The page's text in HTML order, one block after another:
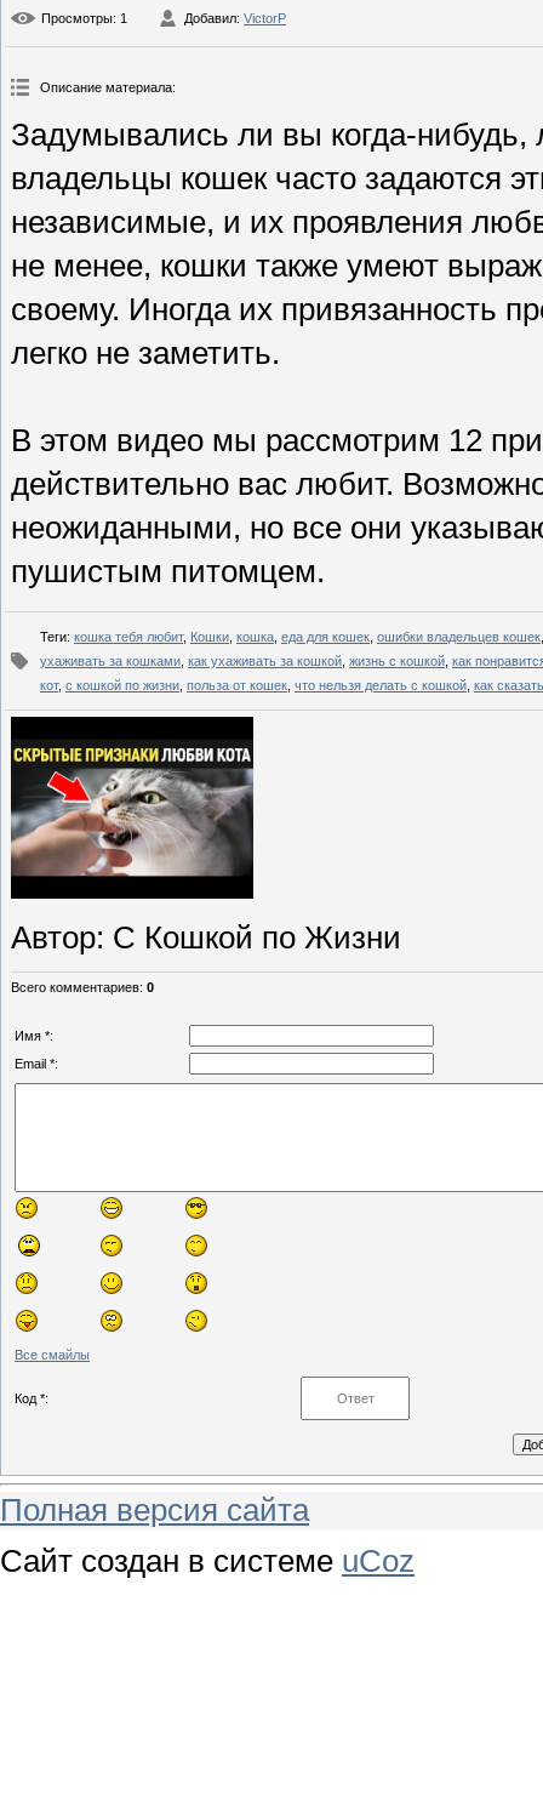
Просмотры: 1 Добавил: VictorP
Описание материала:
Задумывались ли вы когда-
владельцы кошек часто задаются
независимые, и их проявления
не менее, кошки также умеют
своему. Иногда их привязанность
легко не заметить.
В этом видео мы рассмотрим 12
действительно вас любит.
неожиданными, но все они
пушистым питомцем.
Теги: кошка тебя любит, Кошки кошка еда для кошек ошибки владельцев кошек
ухаживать за кошками как ухаживать за кошкой жизнь с кошкой как
кот, с кошкой по жизни польза от кошек что нельзя делать с кошкой как
Автор: С Кошкой по Жизни
Всего комментариев: 0
Имя *:
Email *:
Все смайлы
Код *:
Полная версия сайта
Сайт создан в системе uCoz